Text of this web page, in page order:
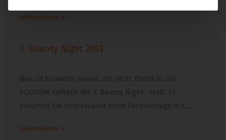
weiterlesen »
3. Beauty Night 2013
weiterlesen »